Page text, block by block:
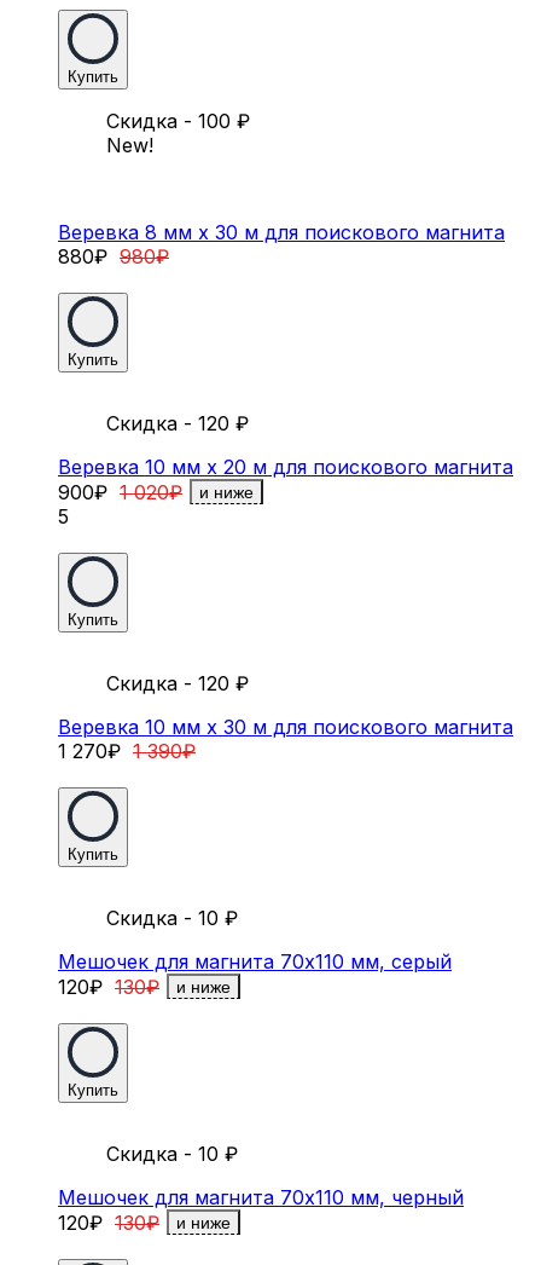
Купить
Скидка - 100 ₽
New!
Веревка 8 мм х 30 м для поискового магнита
880₽ 980₽
Купить
Скидка - 120 ₽
Веревка 10 мм х 20 м для поискового магнита
900₽ 1 020₽ и ниже
5
Купить
Скидка - 120 ₽
Веревка 10 мм х 30 м для поискового магнита
1 270₽ 1 390₽
Купить
Скидка - 10 ₽
Мешочек для магнита 70х110 мм, серый
120₽ 130₽ и ниже
Купить
Скидка - 10 ₽
Мешочек для магнита 70х110 мм, черный
120₽ 130₽ и ниже